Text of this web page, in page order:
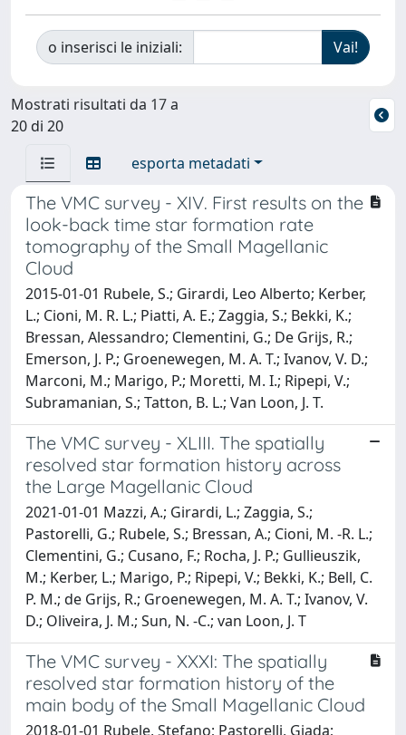
o inserisci le iniziali:
Mostrati risultati da 17 a
20 di 20
esporta metadati
The VMC survey - XIV. First results on the
look-back time star formation rate
tomography of the Small Magellanic
Cloud
2015-01-01 Rubele, S.; Girardi, Leo Alberto; Kerber,
L.; Cioni, M. R. L.; Piatti, A. E.; Zaggia, S.; Bekki, K.;
Bressan, Alessandro; Clementini, G.; De Grijs, R.;
Emerson, J. P.; Groenewegen, M. A. T.; Ivanov, V. D.;
Marconi, M.; Marigo, P.; Moretti, M. I.; Ripepi, V.;
Subramanian, S.; Tatton, B. L.; Van Loon, J. T.
The VMC survey - XLIII. The spatially
resolved star formation history across
the Large Magellanic Cloud
2021-01-01 Mazzi, A.; Girardi, L.; Zaggia, S.;
Pastorelli, G.; Rubele, S.; Bressan, A.; Cioni, M. -R. L.;
Clementini, G.; Cusano, F.; Rocha, J. P.; Gullieuszik,
M.; Kerber, L.; Marigo, P.; Ripepi, V.; Bekki, K.; Bell, C.
P. M.; de Grijs, R.; Groenewegen, M. A. T.; Ivanov, V.
D.; Oliveira, J. M.; Sun, N. -C.; van Loon, J. T
The VMC survey - XXXI: The spatially
resolved star formation history of the
main body of the Small Magellanic Cloud
2018-01-01 Rubele, Stefano; Pastorelli, Giada;